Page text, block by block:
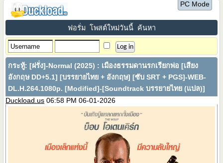
PC Mode
ฟอรั่ม โพสต์ใหม่วันนี้ ค้นหา
กระทู้:[ฝรั่ง]-Normal (2025) : เมืองธรรมดานรกเรียกพ่อ [เสียง
อังกฤษ DD+5.1] [บรรยายไทย + อังกฤษ] [ซับ SRT + PGS]-WEB-
DL.H.264.1080p. [Modified]-[Soundtrack บรรยายไทย (แปล)]
Duckload.us 06:58 PM 06-01-2026